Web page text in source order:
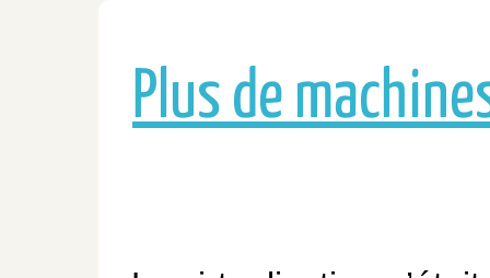
Plus de